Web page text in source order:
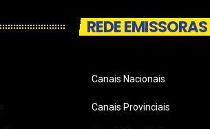
REDE EMISSORAS
Canais Nacionais
Canais Provinciais